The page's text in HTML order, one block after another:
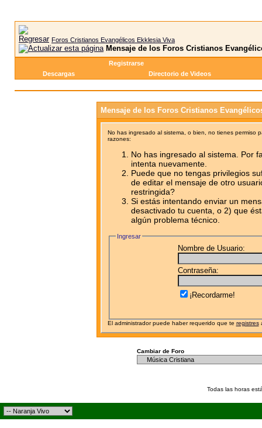
Foros Cristianos Evangélicos Ekklesia Viva
Mensaje de los Foros Cristianos
Registrarse
Descargas
Directorio de Videos
Mensaje de los Foros Cristianos
No has ingresado al sistema, o bien, no tienes permiso
razones:
No has ingresado al sistema. Por
intenta nuevamente.
Puede que no tengas privilegios
de editar el mensaje de otro
restringida?
Si estás intentando enviar un
desactivado tu cuenta, o 2) que
algún problema técnico.
Ingresar
Nombre de Usuario:
Contraseña:
¡Recordarme!
El administrador puede haber requerido que te registres
Cambiar de Foro
Todas las horas